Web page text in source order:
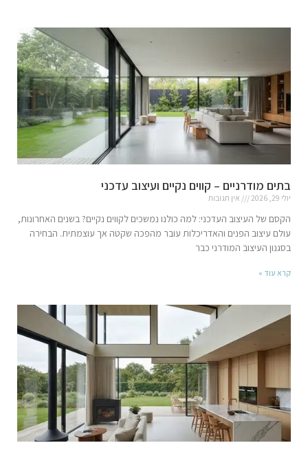
בתים מודרניים – קווים נקיים ועיצוב עדכני
יולי 29, 2026 אין תגובות
הקסם של העיצוב העדכני: למה כולנו נמשכים לקווים נקיים? בשנים האחרונות,
עולם עיצוב הפנים והאדריכלות עובר מהפכה שקטה אך עוצמתית. הבחירה
בסגנון העיצוב המודרני כבר
קרא עוד »